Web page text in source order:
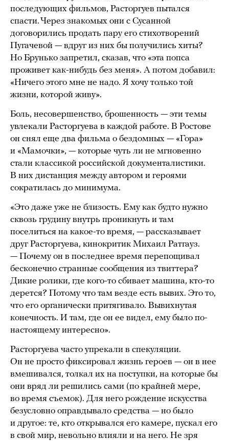
последующих фильмов, Расторгуев пытался
спасти. Через знакомых они с Сусанной
договорились продать пару его стихотворений
Пугачевой — вдруг из них бы получились хиты?
Но Брунько запретил, сказав, что «эта попса
проживет как-нибудь без меня». А потом добавил:
«Ничего этого мне не надо. Я хочу только той
жизни, которой живу».
Боль, несовершенство, брошенность — эти темы
увлекали Расторгуева в каждой работе. В Ростове
он снял еще два фильма о бездомных — «Гора»
и «Мамочки», — которые чуть ли не мгновенно
стали классикой российской документалистики.
В них дистанция между автором и героями
сократилась до минимума.
«Это даже уже не близость. Ему как будто нужно
сквозь грудину внутрь проникнуть и там
поселиться на какое-то время, — рассказывает
друг Расторгуева, кинокритик Михаил Ратгауз.
— Почему он в последнее время перепощивал
бесконечно странные сообщения из твиттера?
Дикие ролики, где кого-то сбивает машина, кто-то
дерется? Потому что там везде есть вывих. Это то,
что его органически притягивало. Вывихнутая
конечность. И там, где он ее видел, ему было по-
настоящему интересно».
Расторгуева часто упрекали в спекуляции.
Он не просто фиксировал жизнь героев — он в нее
вмешивался, толкал их на поступки, на которые бы
они вряд ли решились сами (по крайней мере,
во время съемок). Для него рождение искусства
безусловно оправдывало средства — но было
и другое: те, кто открывался его камере, пускал его
в свой мир, невольно влияли и на него. Не зря